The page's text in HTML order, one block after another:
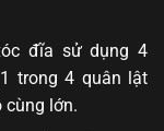
đĩa sử dụng 4
trong 4 quân lật
cùng lớn.